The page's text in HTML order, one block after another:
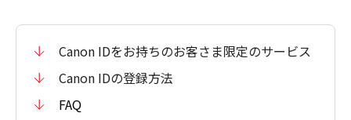
Canon IDをお持ちのお客さま限定のサービス
Canon IDの登録方法
FAQ